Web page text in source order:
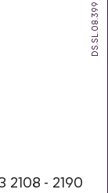
DS.SL.08.399
- 2190